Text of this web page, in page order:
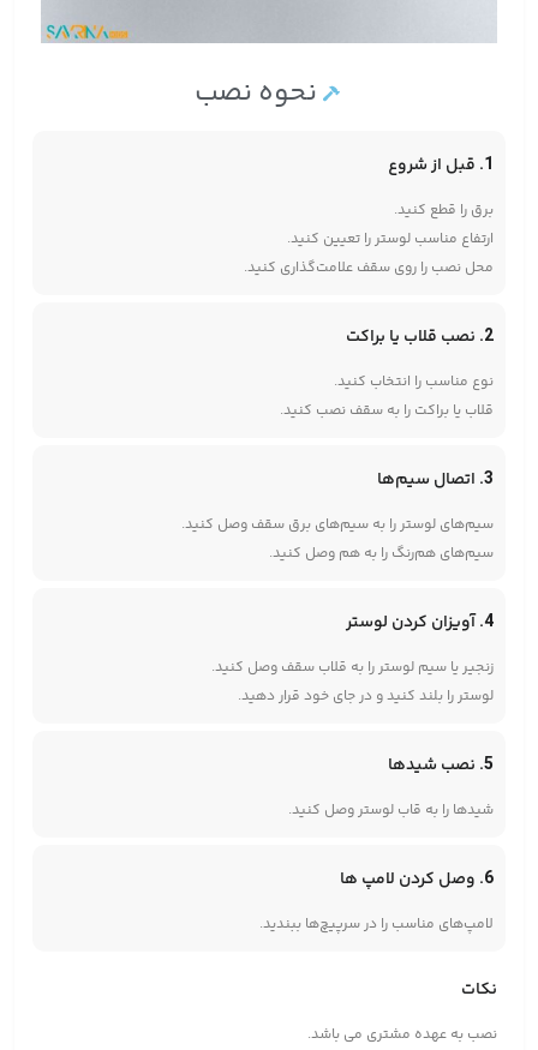
نحوه نصب
1. قبل از شروع
برق را قطع کنید.
ارتفاع مناسب لوستر را تعیین کنید.
محل نصب را روی سقف علامت‌گذاری کنید.
2. نصب قلاب یا براکت
نوع مناسب را انتخاب کنید.
قلاب یا براکت را به سقف نصب کنید.
3. اتصال سیم‌ها
سیم‌های لوستر را به سیم‌های برق سقف وصل کنید.
سیم‌های هم‌رنگ را به هم وصل کنید.
4. آویزان کردن لوستر
زنجیر یا سیم لوستر را به قلاب سقف وصل کنید.
لوستر را بلند کنید و در جای خود قرار دهید.
5. نصب شیدها
شیدها را به قاب لوستر وصل کنید.
6. وصل کردن لامپ ها
لامپ‌های مناسب را در سرپیچ‌ها ببندید.
نکات
نصب به عهده مشتری می باشد.